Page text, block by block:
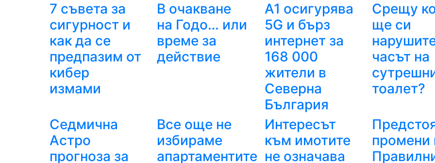
7 съвета за
сигурност и
как да се
предпазим от
кибер
измами
В очакване
на Годо… или
време за
действие
А1 осигурява
5G и бърз
интернет за
168 000
жители в
Северна
България
Срещу
ще си
часът на
тоалет?
Седмична
Астро
прогноза за
Все още не
избираме
апартаментите
Интересът
към имотите
не означава
промени